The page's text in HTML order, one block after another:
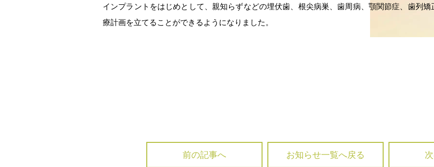
インプラントをはじめとして、親知らずなどの埋伏歯、根尖病巣、歯周病、顎関節症、歯列
療計画を立てることができるようになりました。
前の記事へ お知らせ一覧へ戻る